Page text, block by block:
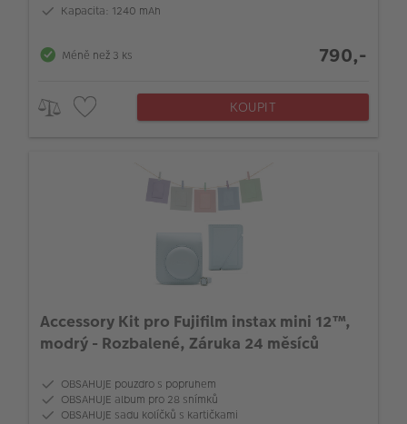
Kapacita: 1240 mAh
Méně než 3 ks 790,-
KOUPIT
Accessory Kit pro Fujifilm instax mini 12™,
modrý - Rozbalené, Záruka 24 měsíců
OBSAHUJE pouzdro s popruhem
OBSAHUJE album pro 28 snímků
OBSAHUJE sadu kolíčků s kartičkami